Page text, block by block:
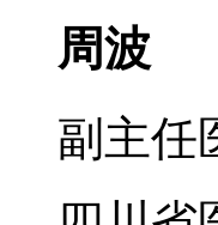
周波
副主任